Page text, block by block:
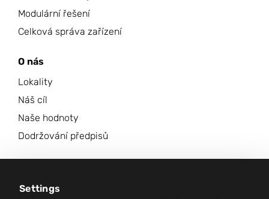
Settings
Modulární řešení
Celková správa zařízení
O nás
Lokality
Náš cíl
Naše hodnoty
Dodržování předpisů
Centrum zpravodajství